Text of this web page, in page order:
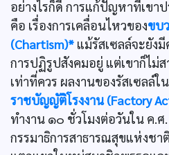
อย่างไรก็ดี การแก้ปัญหาที่เขา
คือ เรื่องการเคลื่อนไหวของขบ
(Chartism)* แม้รัสเซลล์จะยัง
การปฏิรูปสังคมอยู่ แต่เขาก็ไม่ส
เท่าที่ควร ผลงานของรัสเซลล์ใ
ราชบัญญัติโรงงาน (Factory
ทำงาน ๑๐ ชั่วโมงต่อวันใน ค.
กรรมาธิการสาธารณสุขแห่งช